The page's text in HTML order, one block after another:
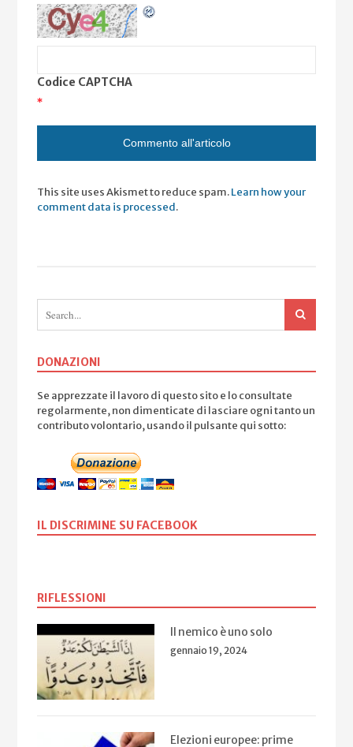
Codice CAPTCHA
*
This site uses Akismet to reduce spam.Learn how your
comment data is processed.
DONAZIONI
Se apprezzate il lavoro di questo sito e lo consultate
regolarmente, non dimenticate di lasciare ogni tanto un
contributo volontario, usando il pulsante qui sotto:
IL DISCRIMINE SU FACEBOOK
RIFLESSIONI
Il nemico è uno solo
gennaio 19, 2024
Elezioni europee: prime